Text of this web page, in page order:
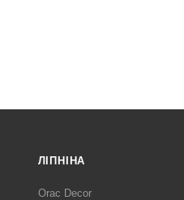
ЛІПНІНА
Orac Decor